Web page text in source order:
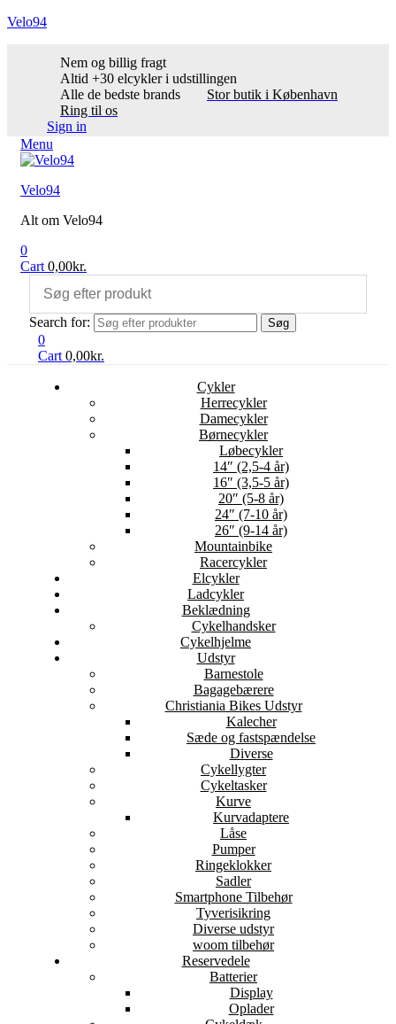
Velo94
Nem og billig fragt
Altid +30 elcykler i udstillingen
Alle de bedste brands
Stor butik i København
Ring til os
Sign in
Menu
Velo94
Alt om Velo94
0
Cart 0,00kr.
Search for: Søg
0
Cart 0,00kr.
Cykler
Herrecykler
Damecykler
Børnecykler
Løbecykler
14″ (2,5-4 år)
16″ (3,5-5 år)
20″ (5-8 år)
24″ (7-10 år)
26″ (9-14 år)
Mountainbike
Racercykler
Elcykler
Ladcykler
Beklædning
Cykelhandsker
Cykelhjelme
Udstyr
Barnestole
Bagagebærere
Christiania Bikes Udstyr
Kalecher
Sæde og fastspændelse
Diverse
Cykellygter
Cykeltasker
Kurve
Kurvadaptere
Låse
Pumper
Ringeklokker
Sadler
Smartphone Tilbehør
Tyverisikring
Diverse udstyr
woom tilbehør
Reservedele
Batterier
Display
Oplader